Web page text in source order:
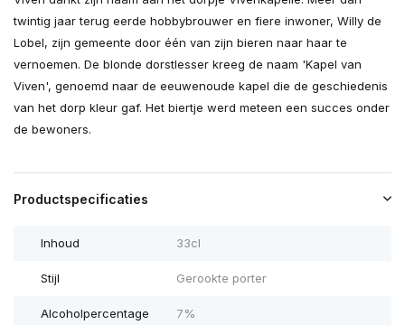
twintig jaar terug eerde hobbybrouwer en fiere inwoner, Willy de
Lobel, zijn gemeente door één van zijn bieren naar haar te
vernoemen. De blonde dorstlesser kreeg de naam 'Kapel van
Viven', genoemd naar de eeuwenoude kapel die de geschiedenis
van het dorp kleur gaf. Het biertje werd meteen een succes onder
de bewoners.
Productspecificaties
Inhoud 33cl
Stijl Gerookte porter
Alcoholpercentage 7%